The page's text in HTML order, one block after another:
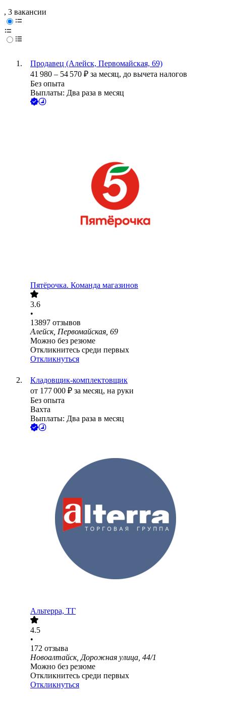
, 3 вакансии
Продавец (Алейск, Первомайская, 69)
41 980 – 54 570 ₽ за месяц, до вычета налогов
Без опыта
Выплаты: Два раза в месяц
Пятёрочка. Команда магазинов
3.6
•
13897 отзывов
Алейск, Первомайская, 69
Можно без резюме
Откликнитесь среди первых
Откликнуться
Кладовщик-комплектовщик
от 177 000 ₽ за месяц, на руки
Без опыта
Вахта
Выплаты: Два раза в месяц
Альтерра, ТГ
4.5
•
172 отзыва
Новоалтайск, Дорожная улица, 44/1
Можно без резюме
Откликнитесь среди первых
Откликнуться